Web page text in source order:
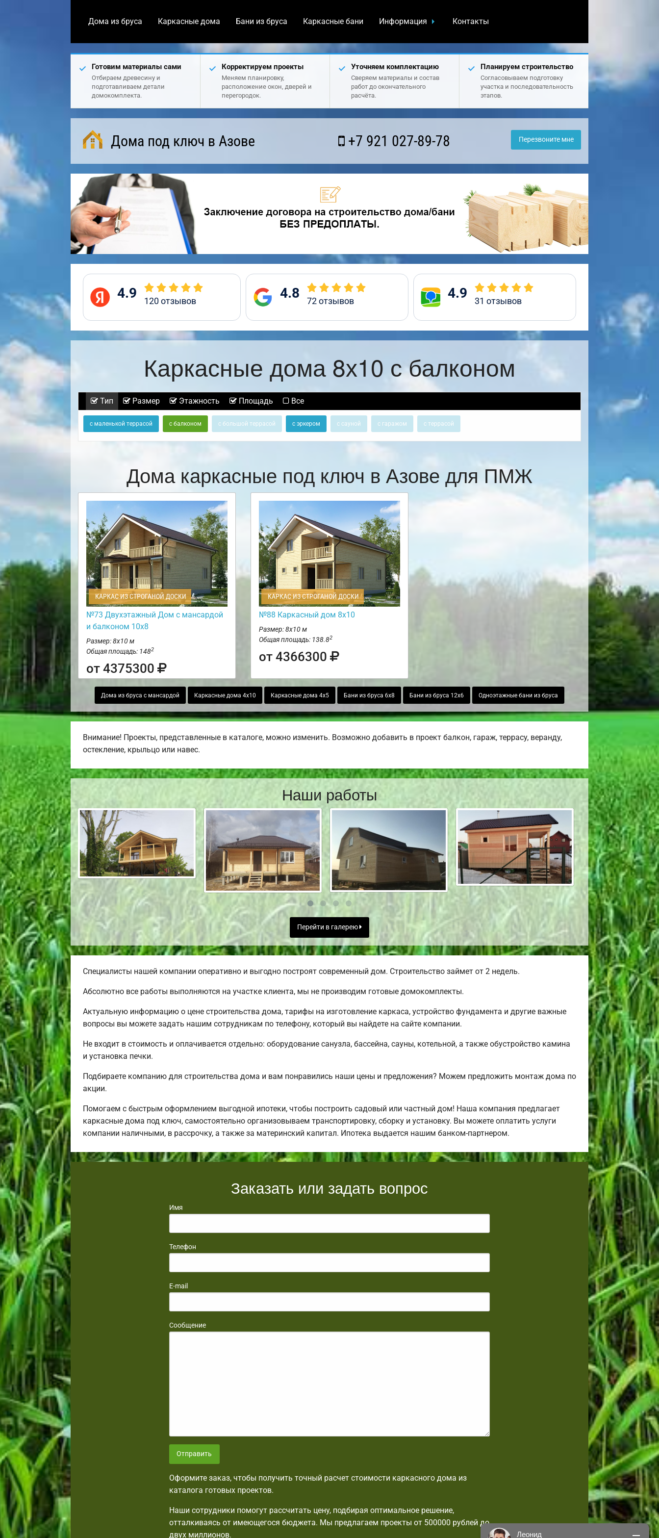
Дома из бруса Каркасные дома Бани из бруса Каркасные бани Информация Контакты
Готовим материалы сами
Отбираем древесину и
подготавливаем детали
домокомплекта.
Корректируем проекты
Меняем планировку,
расположение окон, дверей и
перегородок.
Уточняем комплектацию
Сверяем материалы и состав
работ до окончательного
расчёта.
Планируем строительство
Согласовываем подготовку
участка и последовательность
этапов.
Дома под ключ в Азове +7 921 027-89-78 Перезвоните мне
4.9 120отзывов 4.8 72отзывов 4.9 31 отзывов
Каркасные дома 8х10 с балконом
Тип Размер Этажность Площадь Все
с маленькой террасой с балконом с большой террасой с эркером с сауной с гаражом с террасой
Дома каркасные под ключ в Азове для ПМЖ
КАРКАС ИЗ СТРОГАНОЙ ДОСКИ
№73 Двухэтажный Дом с мансардой
и балконом 10х8
Размер: 8х10 м
Общая площадь: 1482
от 4375300
КАРКАС ИЗ СТРОГАНОЙ ДОСКИ
№88 Каркасный дом 8х10
Размер: 8х10 м
Общая площадь: 138.82
от 4366300
Дома из бруса с мансардой Каркасные дома 4х10 Каркасные дома 4х5 Бани из бруса 6х8 Бани из бруса 12х6 Одноэтажные бани из бруса
Внимание! Проекты, представленные в каталоге, можно изменить. Возможно добавить в проект балкон, гараж, террасу, веранду,
остекление, крыльцо или навес.
Наши работы
Перейти в галерею
Специалисты нашей компании оперативно и выгодно построят современный дом. Строительство займет от 2 недель.
Абсолютно все работы выполняются на участке клиента, мы не производим готовые домокомплекты.
Актуальную информацию о цене строительства дома, тарифы на изготовление каркаса, устройство фундамента и другие важные
вопросы вы можете задать нашим сотрудникам по телефону, который вы найдете на сайте компании.
Не входит в стоимость и оплачивается отдельно: оборудование санузла, бассейна, сауны, котельной, а также обустройство камина
и установка печки.
Подбираете компанию для строительства дома и вам понравились наши цены и предложения? Можем предложить монтаж дома по
акции.
Помогаем с быстрым оформлением выгодной ипотеки, чтобы построить садовый или частный дом! Наша компания предлагает
каркасные дома под ключ, самостоятельно организовываем транспортировку, сборку и установку. Вы можете оплатить услуги
компании наличными, в рассрочку, а также за материнский капитал. Ипотека выдается нашим банком-партнером.
Заказать или задать вопрос
Имя
Телефон
E-mail
Сообщение
Отправить
Оформите заказ, чтобы получить точный расчет стоимости каркасного дома из
каталога готовых проектов.
Наши сотрудники помогут рассчитать цену, подбирая оптимальное решение,
отталкиваясь от имеющегося бюджета. Мы предлагаем проекты от 500000 рублей до
двух миллионов.
Леонид